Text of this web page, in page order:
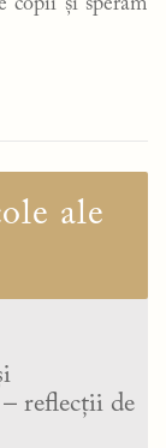
copii și sperăm
ale
reflecții de